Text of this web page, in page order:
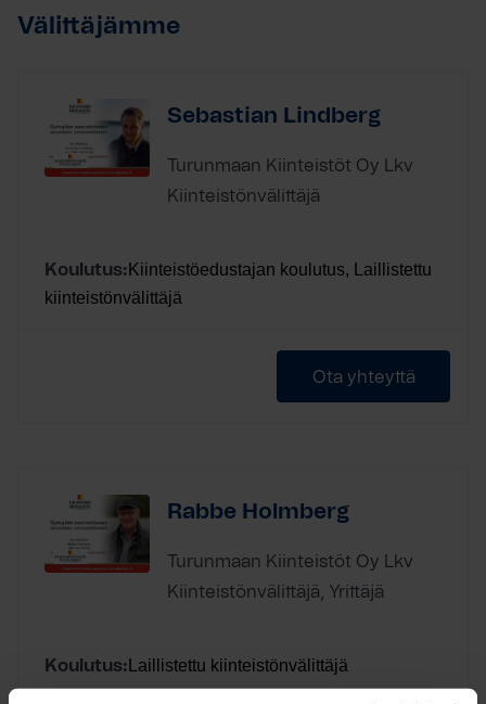
Välittäjämme
Sebastian Lindberg
Turunmaan Kiinteistöt Oy Lkv
Kiinteistönvälittäjä
Koulutus: Kiinteistöedustajan koulutus, Laillistettu
kiinteistönvälittäjä
Ota yhteyttä
Rabbe Holmberg
Turunmaan Kiinteistöt Oy Lkv
Kiinteistönvälittäjä, Yrittäjä
Koulutus: Laillistettu kiinteistönvälittäjä